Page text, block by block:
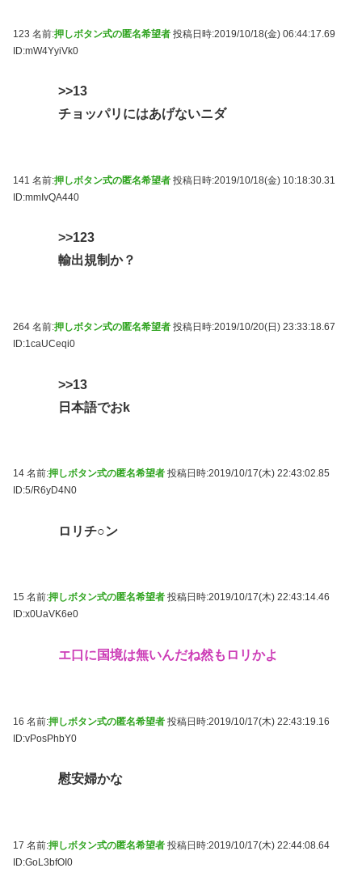
123 名前:押しボタン式の匿名希望者 投稿日時:2019/10/18(金) 06:44:17.69
ID:mW4YyiVk0
>>13
チョッパリにはあげないニダ
141 名前:押しボタン式の匿名希望者 投稿日時:2019/10/18(金) 10:18:30.31
ID:mmIvQA440
>>123
輸出規制か？
264 名前:押しボタン式の匿名希望者 投稿日時:2019/10/20(日) 23:33:18.67
ID:1caUCeqi0
>>13
日本語でおk
14 名前:押しボタン式の匿名希望者 投稿日時:2019/10/17(木) 22:43:02.85
ID:5/R6yD4N0
ロリチ○ン
15 名前:押しボタン式の匿名希望者 投稿日時:2019/10/17(木) 22:43:14.46
ID:x0UaVK6e0
エ口に国境は無いんだね然もロリかよ
16 名前:押しボタン式の匿名希望者 投稿日時:2019/10/17(木) 22:43:19.16
ID:vPosPhbY0
慰安婦かな
17 名前:押しボタン式の匿名希望者 投稿日時:2019/10/17(木) 22:44:08.64
ID:GoL3bfOI0